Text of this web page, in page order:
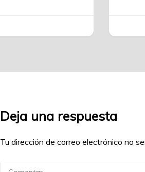
Deja una respuesta
Tu dirección de correo electrónico no